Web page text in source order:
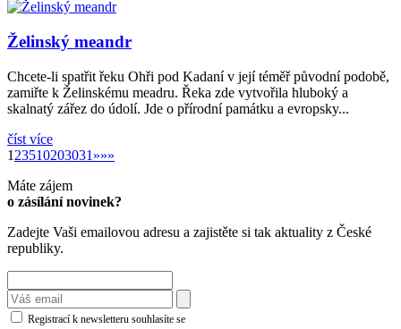
Želinský meandr
Chcete­‑li spatřit řeku Ohři pod Kadaní v její téměř původní podobě,
zamiřte k Želinskému meadru. Řeka zde vytvořila hluboký a
skalnatý zářez do údolí. Jde o přírodní památku a evropsky...
číst více
1 23510203031 »»
»»
Máte zájem
o zásílání novinek?
Zadejte Vaši emailovou adresu a zajistěte si tak aktuality z České
republiky.
Registrací k newsletteru souhlasíte se